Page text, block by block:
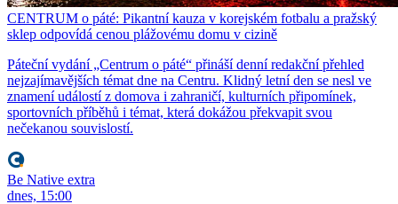
CENTRUM o páté: Pikantní kauza v korejském fotbalu a pražský
sklep odpovídá cenou plážovému domu v cizině
Páteční vydání „Centrum o páté“ přináší denní redakční přehled
nejzajímavějších témat dne na Centru. Klidný letní den se nesl ve
znamení událostí z domova i zahraničí, kulturních připomínek,
sportovních příběhů i témat, která dokážou překvapit svou
nečekanou souvislostí.
Be Native extra
dnes, 15:00